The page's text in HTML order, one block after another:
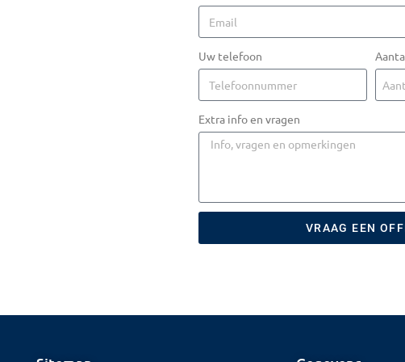
Uw telefoon
Extra info en vragen
VRAAG EEN